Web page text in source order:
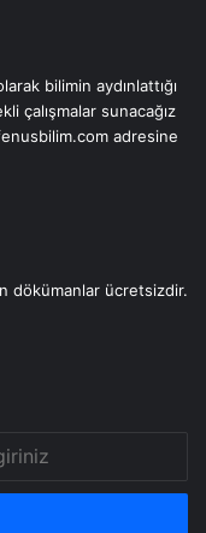
bilimin aydınlattığı
çalışmalar sunacağız
adresine
dökümanlar ücretsizdir.